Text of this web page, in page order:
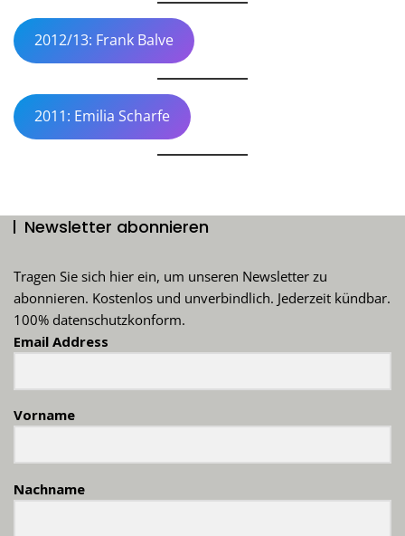
2012/13: Frank Balve
2011: Emilia Scharfe
Newsletter abonnieren
Tragen Sie sich hier ein, um unseren Newsletter zu
abonnieren. Kostenlos und unverbindlich. Jederzeit kündbar.
100% datenschutzkonform.
Email Address
Vorname
Nachname